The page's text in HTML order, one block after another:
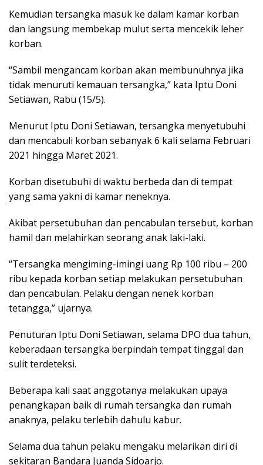
Kemudian tersangka masuk ke dalam kamar korban
dan langsung membekap mulut serta mencekik leher
korban.
“Sambil mengancam korban akan membunuhnya jika
tidak menuruti kemauan tersangka,” kata Iptu Doni
Setiawan, Rabu (15/5).
Menurut Iptu Doni Setiawan, tersangka menyetubuhi
dan mencabuli korban sebanyak 6 kali selama Februari
2021 hingga Maret 2021.
Korban disetubuhi di waktu berbeda dan di tempat
yang sama yakni di kamar neneknya.
Akibat persetubuhan dan pencabulan tersebut, korban
hamil dan melahirkan seorang anak laki-laki.
“Tersangka mengiming-imingi uang Rp 100 ribu – 200
ribu kepada korban setiap melakukan persetubuhan
dan pencabulan. Pelaku dengan nenek korban
tetangga,” ujarnya.
Penuturan Iptu Doni Setiawan, selama DPO dua tahun,
keberadaan tersangka berpindah tempat tinggal dan
sulit terdeteksi.
Beberapa kali saat anggotanya melakukan upaya
penangkapan baik di rumah tersangka dan rumah
anaknya, pelaku terlebih dahulu kabur.
Selama dua tahun pelaku mengaku melarikan diri di
sekitaran Bandara Juanda Sidoarjo.